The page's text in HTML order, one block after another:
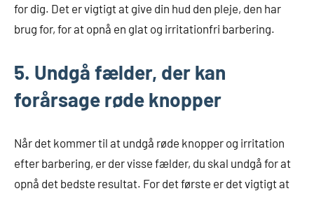
for dig. Det er vigtigt at give din hud den pleje, den har
brug for, for at opnå en glat og irritationfri barbering.
5. Undgå fælder, der kan
forårsage røde knopper
Når det kommer til at undgå røde knopper og irritation
efter barbering, er der visse fælder, du skal undgå for at
opnå det bedste resultat. For det første er det vigtigt at